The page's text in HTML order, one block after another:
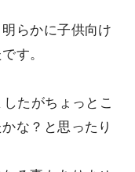
らかに子供向け
す。
たがちょっとこ
な？と思ったり